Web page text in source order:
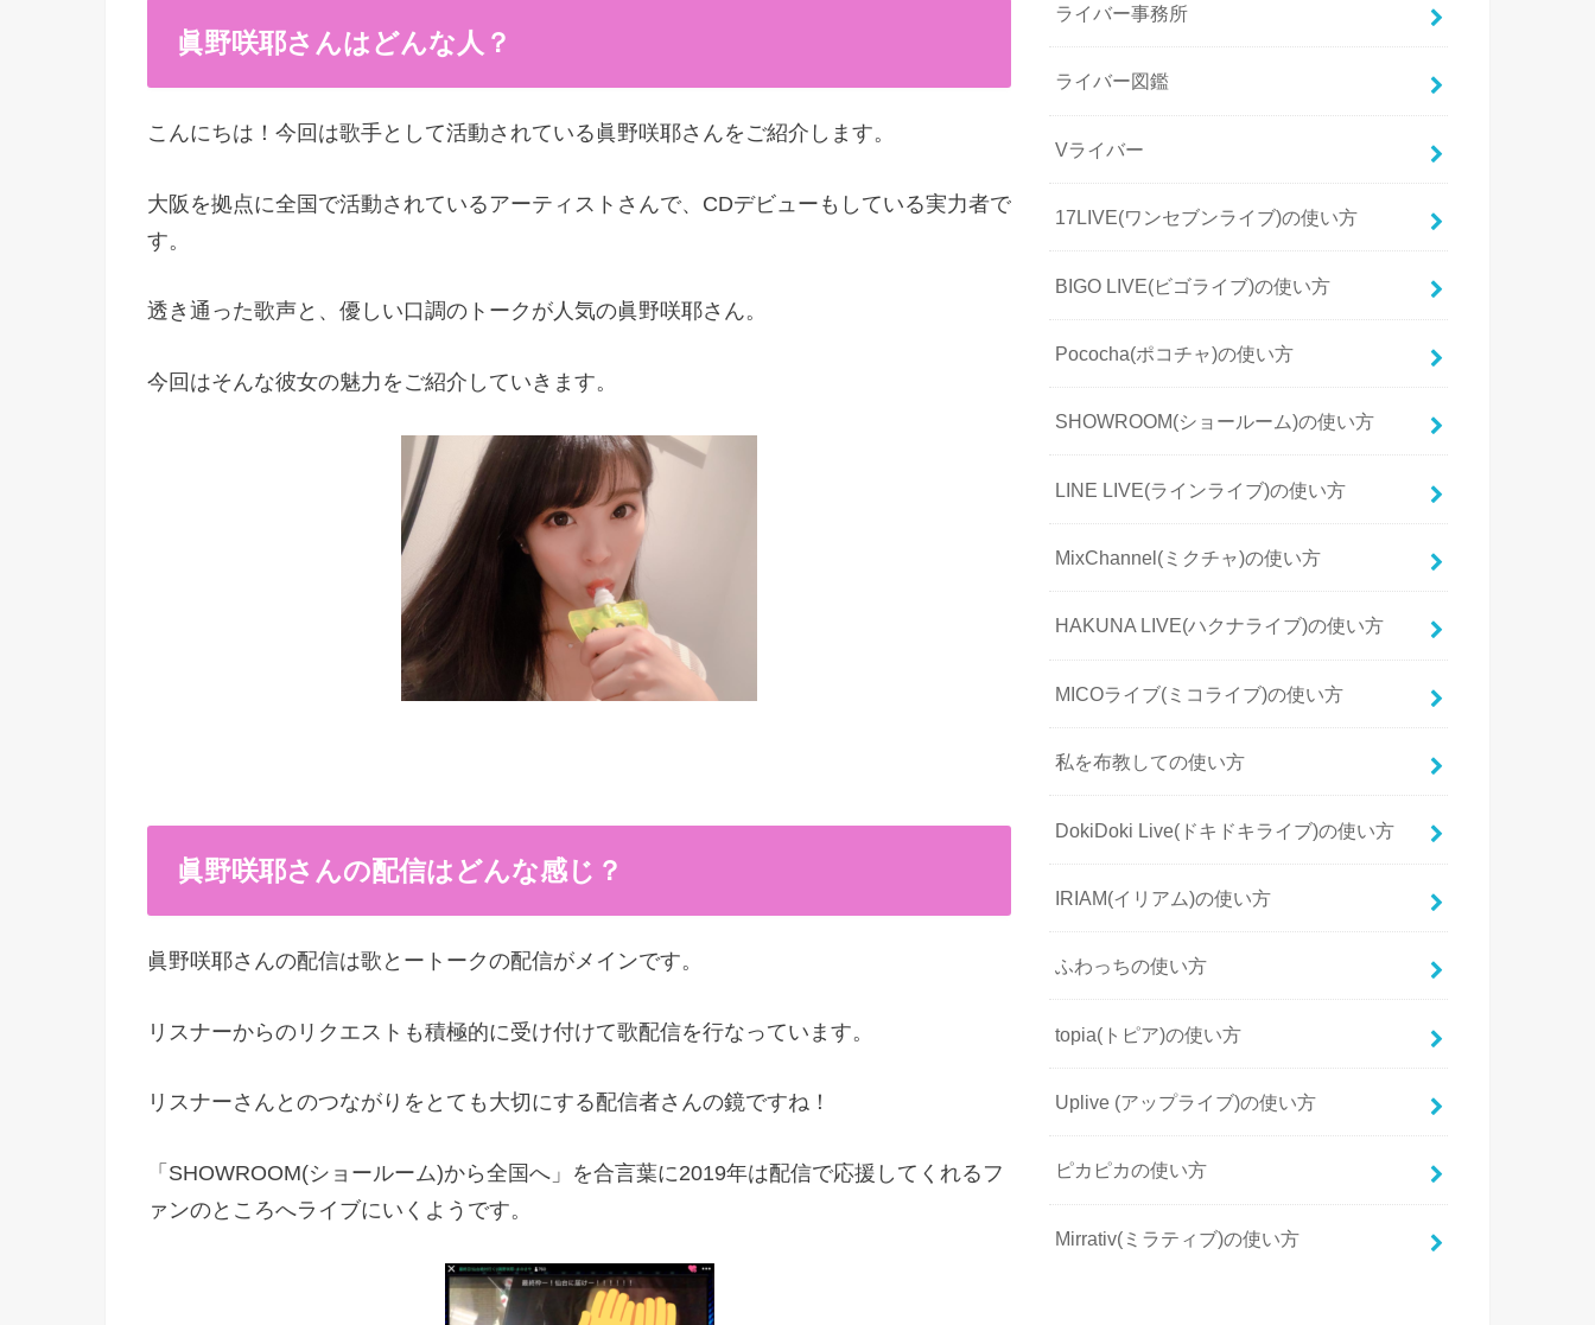
眞野咲耶さんはどんな人？
こんにちは！今回は歌手として活動されている眞野咲耶さんをご紹介します。
大阪を拠点に全国で活動されているアーティストさんで、CDデビューもしている実力者で
す。
透き通った歌声と、優しい口調のトークが人気の眞野咲耶さん。
今回はそんな彼女の魅力をご紹介していきます。
眞野咲耶さんの配信はどんな感じ？
眞野咲耶さんの配信は歌とートークの配信がメインです。
リスナーからのリクエストも積極的に受け付けて歌配信を行なっています。
リスナーさんとのつながりをとても大切にする配信者さんの鏡ですね！
「SHOWROOM(ショールーム)から全国へ」を合言葉に2019年は配信で応援してくれるフ
ァンのところへライブにいくようです。
ライバー事務所
ライバー図鑑
Vライバー
17LIVE(ワンセブンライブ)の使い方
BIGO LIVE(ビゴライブ)の使い方
Pococha(ポコチャ)の使い方
SHOWROOM(ショールーム)の使い方
LINE LIVE(ラインライブ)の使い方
MixChannel(ミクチャ)の使い方
HAKUNA LIVE(ハクナライブ)の使い方
MICOライブ(ミコライブ)の使い方
私を布教しての使い方
DokiDoki Live(ドキドキライブ)の使い方
IRIAM(イリアム)の使い方
ふわっちの使い方
topia(トピア)の使い方
Uplive (アップライブ)の使い方
ピカピカの使い方
Mirrativ(ミラティブ)の使い方